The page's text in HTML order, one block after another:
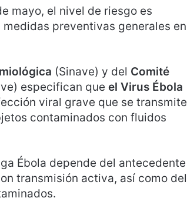
mayo, el nivel de riesgo es
preventivas generales en
(Sinave) y del Comité
especifican que el Virus Ébola
viral grave que se transmite
contaminados con fluidos
Ébola depende del antecedente
transmisión activa, así como del